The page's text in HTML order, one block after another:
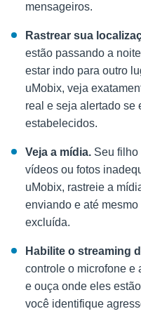
mensageiros.
Rastrear sua
estão passando a
estar indo para outro
uMobix, veja
real e seja alertado se
estabelecidos.
Veja a mídia. Seu
vídeos ou fotos
uMobix, rastreie a
enviando e até
excluída.
Habilite o streaming
controle o microfone e
e ouça onde eles
você identifique